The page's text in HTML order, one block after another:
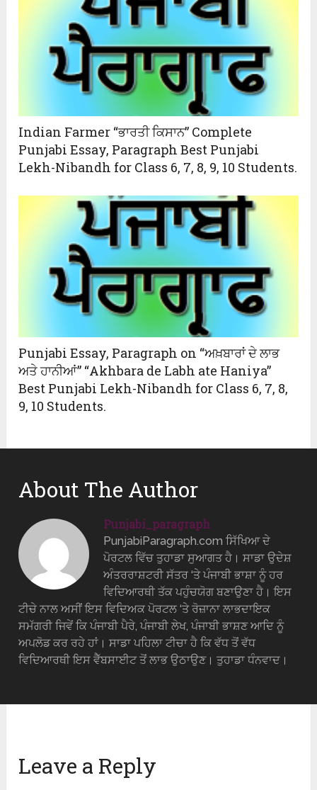
Indian Farmer “ਭਾਰਤੀ ਕਿਸਾਨ” Complete
Punjabi Essay, Paragraph Best Punjabi
Lekh-Nibandh for Class 6, 7, 8, 9, 10 Students.
Punjabi Essay, Paragraph on “ਅਖ਼ਬਾਰਾਂ ਦੇ ਲਾਭ
ਅਤੇ ਹਾਨੀਆਂ” “Akhbara de Labh ate Haniya”
Best Punjabi Lekh-Nibandh for Class 6, 7, 8,
9, 10 Students.
About The Author
Punjabi_paragraph
PunjabiParagraph.com ਸਿੱਖਿਆ ਦੇ
ਪੋਰਟਲ ਵਿੱਚ ਤੁਹਾਡਾ ਸੁਆਗਤ ਹੈ। ਸਾਡਾ ਉਦੇਸ਼
ਅੰਤਰਰਾਸ਼ਟਰੀ ਸੱਤਰ ‘ਤੇ ਪੰਜਾਬੀ ਭਾਸ਼ਾ ਨੂੰ ਹਰ
ਵਿਦਿਆਰਥੀ ਤੱਕ ਪਹੁੰਚਯੋਗ ਬਣਾਉਣਾ ਹੈ। ਇਸ
ਟੀਚੇ ਨਾਲ ਅਸੀਂ ਇਸ ਵਿਦਿਅਕ ਪੋਰਟਲ ‘ਤੇ ਰੋਜ਼ਾਨਾ ਲਾਭਦਾਇਕ
ਸਮੱਗਰੀ ਜਿਵੇਂ ਕਿ ਪੰਜਾਬੀ ਪੈਰੇ, ਪੰਜਾਬੀ ਲੇਖ, ਪੰਜਾਬੀ ਭਾਸ਼ਣ ਆਦਿ ਨੂੰ
ਅਪਲੋਡ ਕਰ ਰਹੇ ਹਾਂ। ਸਾਡਾ ਪਹਿਲਾ ਟੀਚਾ ਹੈ ਕਿ ਵੱਧ ਤੋਂ ਵੱਧ
ਵਿਦਿਆਰਥੀ ਇਸ ਵੈੱਬਸਾਈਟ ਤੋਂ ਲਾਭ ਉਠਾਉਣ। ਤੁਹਾਡਾ ਧੰਨਵਾਦ।
Leave a Reply